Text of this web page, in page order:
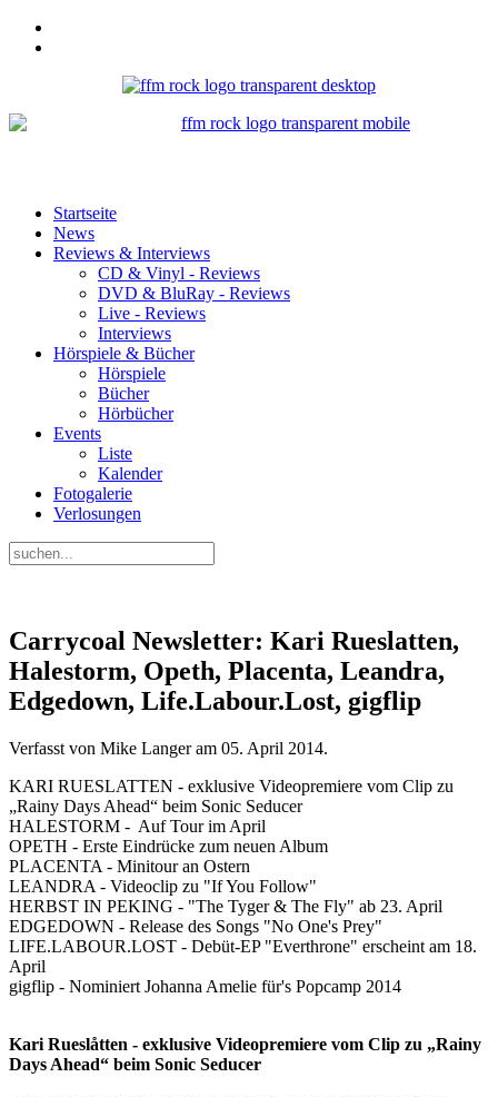
Startseite
News
Reviews & Interviews
CD & Vinyl - Reviews
DVD & BluRay - Reviews
Live - Reviews
Interviews
Hörspiele & Bücher
Hörspiele
Bücher
Hörbücher
Events
Liste
Kalender
Fotogalerie
Verlosungen
Carrycoal Newsletter: Kari Rueslatten,
Halestorm, Opeth, Placenta, Leandra,
Edgedown, Life.Labour.Lost, gigflip
Verfasst von Mike Langer am 05. April 2014.
KARI RUESLATTEN - exklusive Videopremiere vom Clip zu
„Rainy Days Ahead“ beim Sonic Seducer
HALESTORM - Auf Tour im April
OPETH - Erste Eindrücke zum neuen Album
PLACENTA - Minitour an Ostern
LEANDRA - Videoclip zu "If You Follow"
HERBST IN PEKING - "The Tyger & The Fly" ab 23. April
EDGEDOWN - Release des Songs "No One's Prey"
LIFE.LABOUR.LOST - Debüt-EP "Everthrone" erscheint am 18.
April
gigflip - Nominiert Johanna Amelie für's Popcamp 2014
Kari Rueslåtten - exklusive Videopremiere vom Clip zu „Rainy
Days Ahead“ beim Sonic Seducer